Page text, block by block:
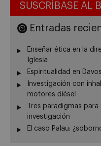
SUSCRÍBASE AL
Entradas
Enseñar ética en la
Iglesia
Espiritualidad en Davos
Investigación con
motores diésel
Tres paradigmas
investigación
El caso Palau: